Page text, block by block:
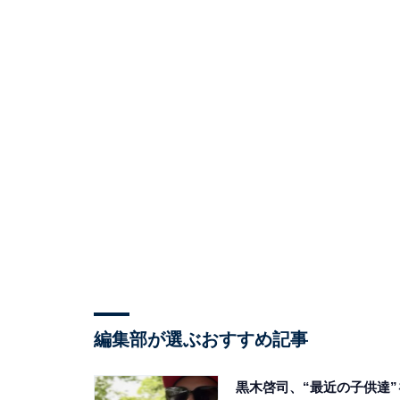
編集部が選ぶおすすめ記事
黒木啓司、“最近の子供達”